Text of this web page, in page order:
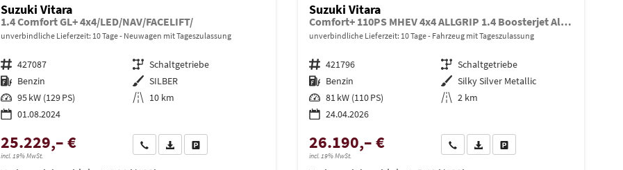
Suzuki Vitara
1.4 Comfort GL+ 4x4/LED/NAV/FACELIFT/
unverbindliche Lieferzeit: 10 Tage Neuwagen mit Tageszulassung
Fahrzeugnr. 427087 Getriebe Schaltgetriebe
Kraftstoff Benzin Außenfarbe SILBER
Leistung 95 kW (129 PS) Kilometerstand 10 km
01.08.2024
25.229,– €
incl. 19% MwSt.
Wir rufen Sie anPDF-Datei, Fahrzeugexposé drucken
Drucken, parken oder vergleichen
Suzuki Vitara
Comfort+ 110PS MHEV 4x4 ALLGRIP 1.4 Boosterjet Allrad Teilleder mit Alcantara Navi Klimaautomatik Sitzheizung ACC PDC v+h Rückf.Kamera Suzuki-Radio Apple CarPlay Android Auto Touchscreen 2xKeyless 17-LM
unverbindliche Lieferzeit: 10 Tage Fahrzeug mit Tageszulassung
Fahrzeugnr. 421796 Getriebe Schaltgetriebe
Kraftstoff Benzin Außenfarbe Silky Silver Metallic
Leistung 81 kW (110 PS) Kilometerstand 2 km
24.04.2026
26.190,– €
incl. 19% MwSt.
Wir rufen Sie anPDF-Datei, Fahrzeugexposé drucken
Drucken, parken oder